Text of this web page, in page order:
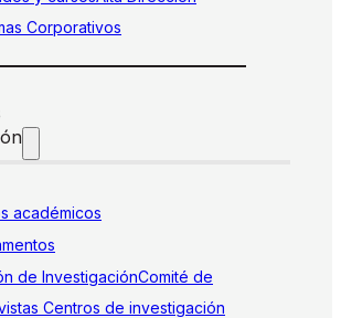
Corporativos
académicos
de InvestigaciónComité de
Centros de investigación